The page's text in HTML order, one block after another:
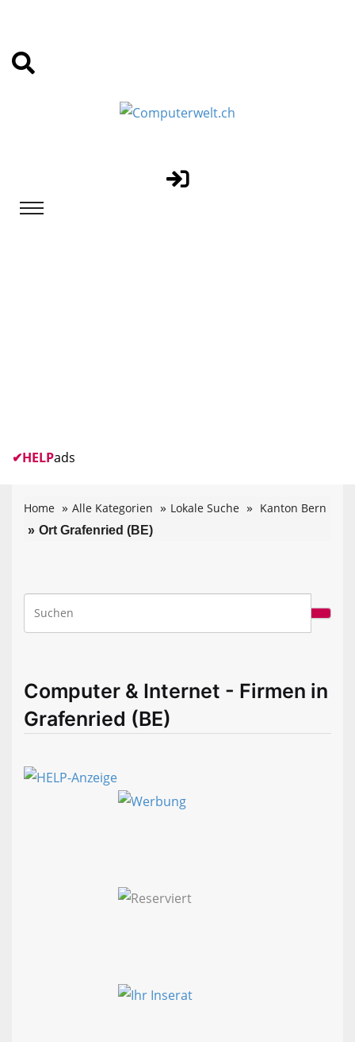
✔HELPads
Home Alle Kategorien Lokale Suche Kanton Bern
Ort Grafenried (BE)
Computer & Internet - Firmen in
Grafenried (BE)